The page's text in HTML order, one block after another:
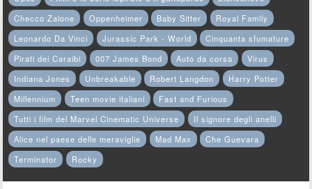
Checco Zalone
Oppenheimer Baby Sitter
Royal Family
Leonardo Da Vinci
Jurassic Park - World
Cinquanta sfumature
Pirati dei Caraibi
007 James Bond Auto da corsa
Virus
Indiana Jones
Unbreakable Robert Langdon
Harry Potter
Millennium
Teen movie italiani
Fast and Furious
Tutti i film del Marvel Cinematic Universe
Il signore degli anelli
Alice nel paese delle meraviglie
Mad Max
Che Guevara
Terminator
Rocky